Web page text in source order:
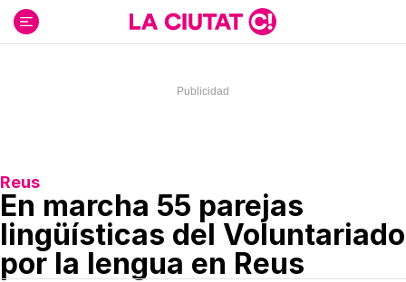
contenido
Reus
En marcha 55 parejas
lingüísticas del Voluntariado
por la lengua en Reus